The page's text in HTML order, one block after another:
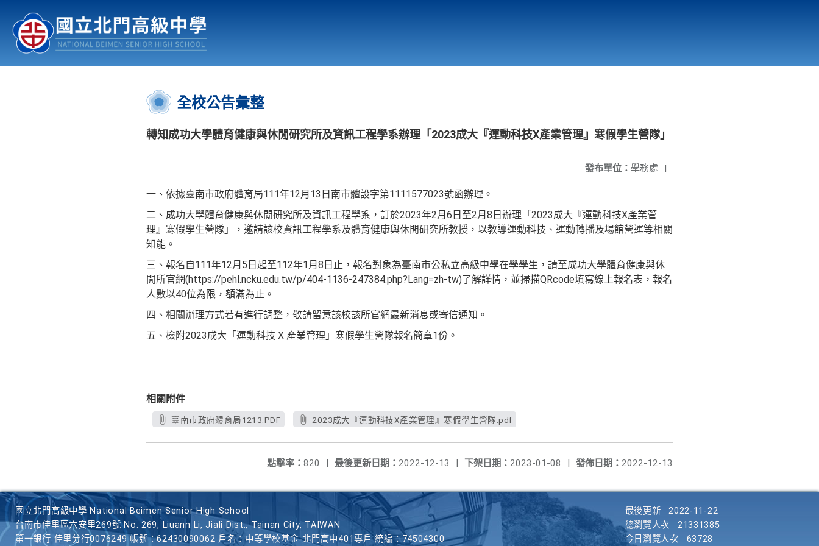
認識北中 行事曆
:::
全校公告彙整
轉知成功大學體育健康與休閒研究所及資訊工程學系辦理「2023成大『運動科技X產業管理』寒假學生營隊」
發布單位： 學務處 |
一、依據臺南市政府體育局111年12月13日南市體設字第1111577023號函辦理。
二、成功大學體育健康與休閒研究所及資訊工程學系，訂於2023年2月6日至2月8日辦理「2023成大『運動科技X產業管
理』寒假學生營隊」，邀請該校資訊工程學系及體育健康與休閒研究所教授，以教導運動科技、運動轉播及場館營運等相關
知能。
三、報名自111年12月5日起至112年1月8日止，報名對象為臺南市公私立高級中學在學學生，請至成功大學體育健康與休
閒所官網(https://pehl.ncku.edu.tw/p/404-1136-247384.php?Lang=zh-tw)了解詳情，並掃描QRcode填寫線上報名表，報名
人數以40位為限，額滿為止。
四、相關辦理方式若有進行調整，敬請留意該校該所官網最新消息或寄信通知。
五、檢附2023成大「運動科技 X 產業管理」寒假學生營隊報名簡章1份。
相關附件
臺南市政府體育局1213.PDF 2023成大『運動科技X產業管理』寒假學生營隊.pdf
發佈日期： 2022-12-13
下架日期： 2023-01-08 |
最後更新日期： 2022-12-13 |
點擊率： 820 |
國立北門高級中學 National Beimen Senior High School
台南市佳里區六安里269號 No. 269, Liuann Li, Jiali Dist., Tainan City, TAIWAN
第一銀行 佳里分行0076249 帳號：62430090062 戶名：中等學校基金-北門高中401專戶 統編：74504300
最後更新
2022-11-22
總瀏覽人次
21331385
今日瀏覽人次
63728